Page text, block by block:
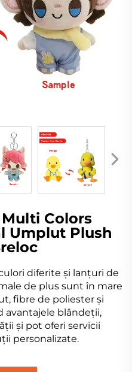
Colors
Umplut Plush
diferite şi lanţuri de
de plus sunt în mare
fibre de poliester și
avantajele blândeții,
și pot oferi servicii
personalizate.